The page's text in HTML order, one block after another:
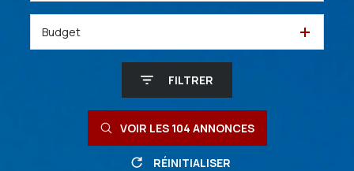
Budget
FILTRER
VOIR LES 104 ANNONCES
RÉINITIALISER